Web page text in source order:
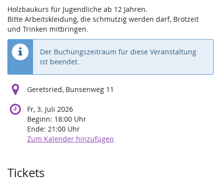
Holzbaukurs für Jugendliche ab 12 Jahren.
Bitte Arbeitskleidung, die schmutzig werden darf, Brotzeit
und Trinken mitbringen.
Der Buchungszeitraum für diese Veranstaltung
ist beendet.
Geretsried, Bunsenweg 11
Fr, 3. Juli 2026
Beginn: 18:00 Uhr
Ende: 21:00 Uhr
Zum Kalender hinzufügen
Produkte
Tickets